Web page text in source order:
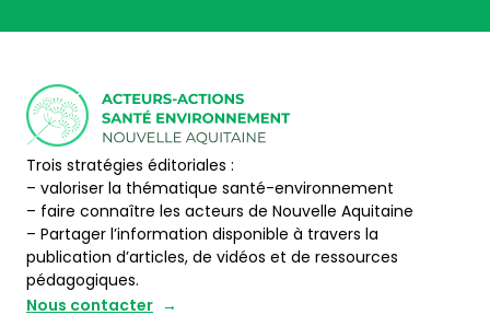
Trois stratégies éditoriales :
– valoriser la thématique santé-environnement
– faire connaître les acteurs de Nouvelle Aquitaine
– Partager l’information disponible à travers la
publication d’articles, de vidéos et de ressources
pédagogiques.
Nous contacter